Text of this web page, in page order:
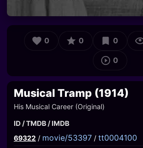
0 0 0
0
Musical Tramp (1914)
His Musical Career (Original)
ID / TMDB / IMDB
69322 / movie/53397 / tt0004100